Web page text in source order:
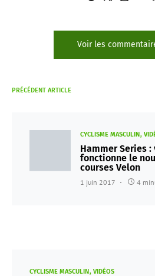
Voir les
PRÉCÉDENT ARTICLE
CYCLISME MASCULIN
Hammer Series
fonctionne le
courses Velon
1 juin 2017 4
CYCLISME MASCULIN VIDÉOS